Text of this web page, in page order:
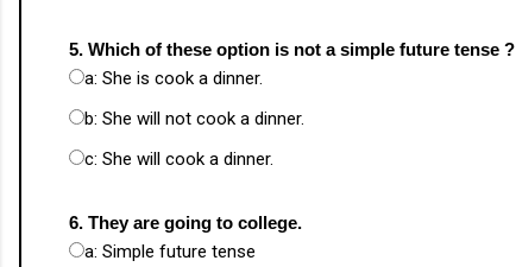
5. Which of these option is not a simple future tense ?
a: She is cook a dinner.
b: She will not cook a dinner.
c: She will cook a dinner.
6. They are going to college.
a: Simple future tense